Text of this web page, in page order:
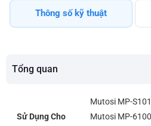
Thông số kỹ thuật
Tổng quan
Sử Dụng Cho
Mutosi MP-
Mutosi MP-